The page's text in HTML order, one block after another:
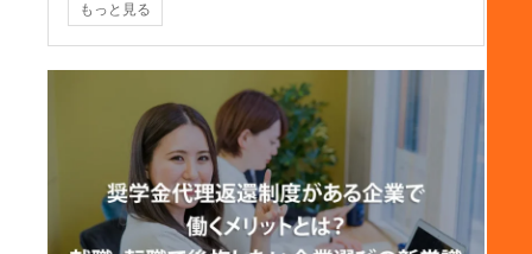
2. なぜ今、奨学金代理返還制度が注目されているの
か
2-2. 福利厚生を重視して企業を選ぶ人が増えてい
2-3. 企業側も採用・定着の観点から制度導入を進
めている
3. 奨学金代理返還制度がある企業で働く直接的なメ
もっと見る